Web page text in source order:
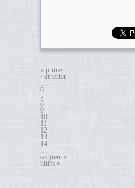
« primer
‹ anterior
…
6
7
8
9
10
11
12
13
14
…
següent ›
últim »